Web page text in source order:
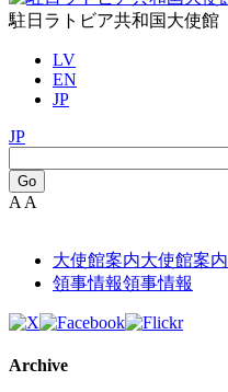
駐日ラトビア共和国大使館
LV
EN
JP
JP
Go
A A
大使館案内大使館案内
領事情報領事情報
Archive